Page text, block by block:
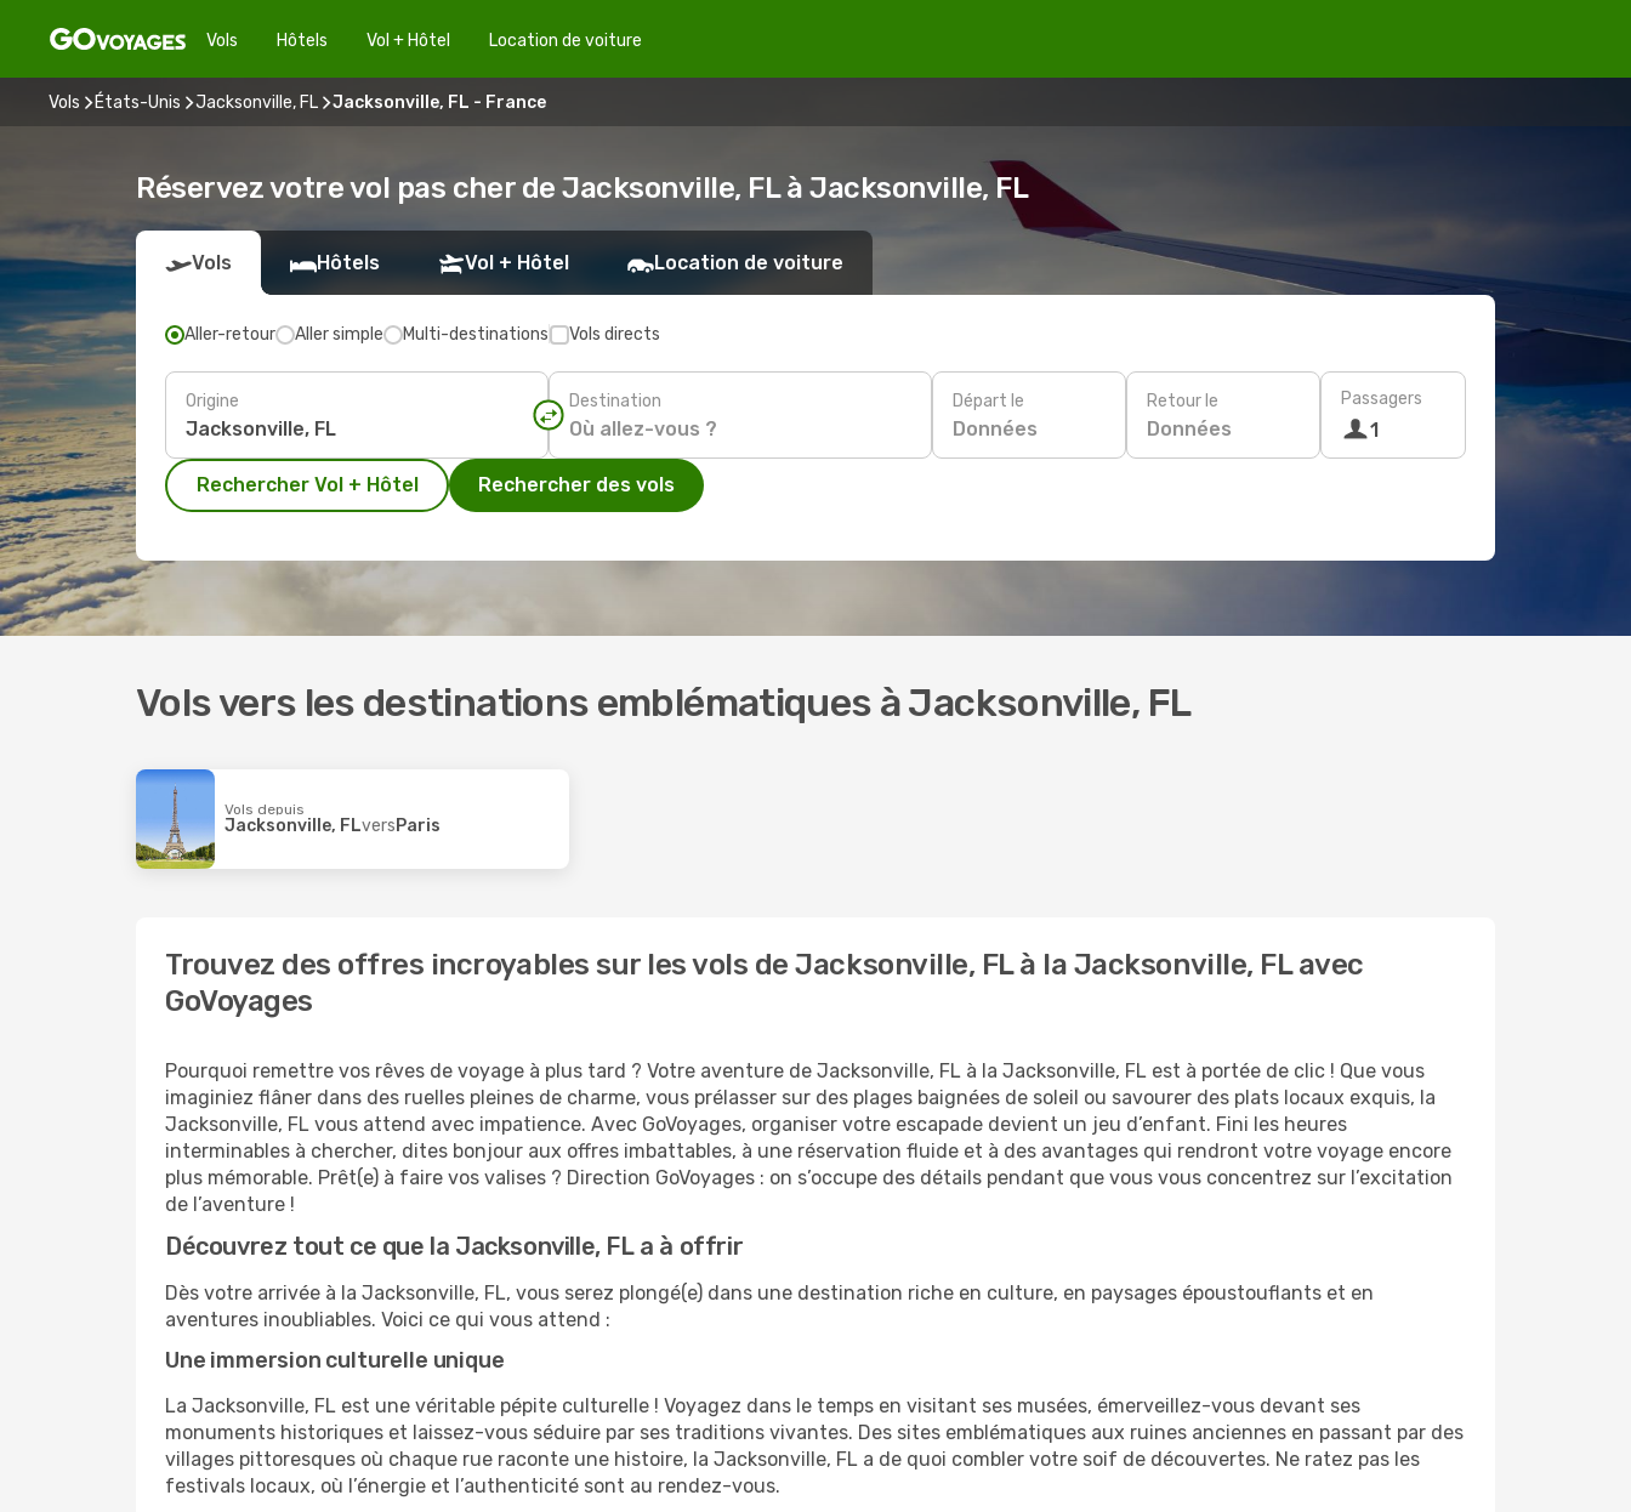
Vols Hôtels Vol + Hôtel Location de voiture
Vols États-Unis Jacksonville, FL Jacksonville, FL - France
Réservez votre vol pas cher de Jacksonville, FL à Jacksonville, FL
Vols Hôtels Vol + Hôtel Location de voiture
Aller-retour Aller simple Multi-destinations Vols directs
Origine Destination Départ le
Données
Retour le
Données
Passagers
1
Rechercher Vol + Hôtel Rechercher des vols
Vols vers les destinations emblématiques à Jacksonville, FL
Vols depuis
Jacksonville, FLversParis
Trouvez des offres incroyables sur les vols de Jacksonville, FL à la Jacksonville, FL avec
GoVoyages
Pourquoi remettre vos rêves de voyage à plus tard ? Votre aventure de Jacksonville, FL à la Jacksonville, FL est à portée de clic ! Que vous
imaginiez flâner dans des ruelles pleines de charme, vous prélasser sur des plages baignées de soleil ou savourer des plats locaux exquis, la
Jacksonville, FL vous attend avec impatience. Avec GoVoyages, organiser votre escapade devient un jeu d’enfant. Fini les heures
interminables à chercher, dites bonjour aux offres imbattables, à une réservation fluide et à des avantages qui rendront votre voyage encore
plus mémorable. Prêt(e) à faire vos valises ? Direction GoVoyages : on s’occupe des détails pendant que vous vous concentrez sur l’excitation
de l’aventure !
Découvrez tout ce que la Jacksonville, FL a à offrir
Dès votre arrivée à la Jacksonville, FL, vous serez plongé(e) dans une destination riche en culture, en paysages époustouflants et en
aventures inoubliables. Voici ce qui vous attend :
Une immersion culturelle unique
La Jacksonville, FL est une véritable pépite culturelle ! Voyagez dans le temps en visitant ses musées, émerveillez-vous devant ses
monuments historiques et laissez-vous séduire par ses traditions vivantes. Des sites emblématiques aux ruines anciennes en passant par des
villages pittoresques où chaque rue raconte une histoire, la Jacksonville, FL a de quoi combler votre soif de découvertes. Ne ratez pas les
festivals locaux, où l’énergie et l’authenticité sont au rendez-vous.